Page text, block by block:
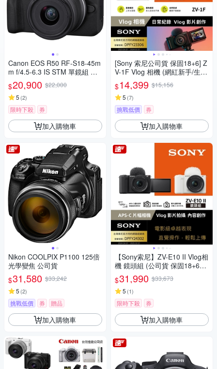
Canon EOS R50 RF-S18-45m
m f/4.5-6.3 IS STM 單鏡組 公
司貨
$20,900 $22,000
5 (2)
限時下殺 券
加入購物車
Nikon COOLPIX P1100 125倍
光學變焦 公司貨
$31,580 $33,242
5 (2)
挑戰低價 券 贈品
加入購物車
[Sony 索尼公司貨 保固18+6] Z
V-1F Vlog 相機 (網紅新手/生活
隨拍)
$14,399 $15,156
5 (7)
挑戰低價 券
加入購物車
【Sony索尼】ZV-E10 II Vlog相
機 鏡頭組 (公司貨 保固18+6個
月)
$31,990 $33,673
5 (1)
限時下殺 券
加入購物車